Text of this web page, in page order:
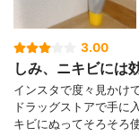
3.00
しみ、ニキビには
インスタで度々見かけ
ドラッグストアで手に
キビにぬってそろそろ